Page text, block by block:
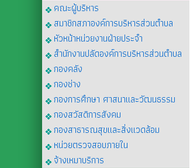
คณะผู้บริหาร
สมาชิกสภาองค์การบริหารส่วนตำบล
หัวหน้าหน่วยงานฝ่ายประจำ
สำนักงานปลัดองค์การบริหารส่วนตำบล
กองคลัง
กองช่าง
กองการศึกษา ศาสนาและวัฒนธรรม
กองสวัสดิการสังคม
กองสาธารณสุขและสิ่งแวดล้อม
หน่วยตรวจสอบภายใน
จ้างเหมาบริการ